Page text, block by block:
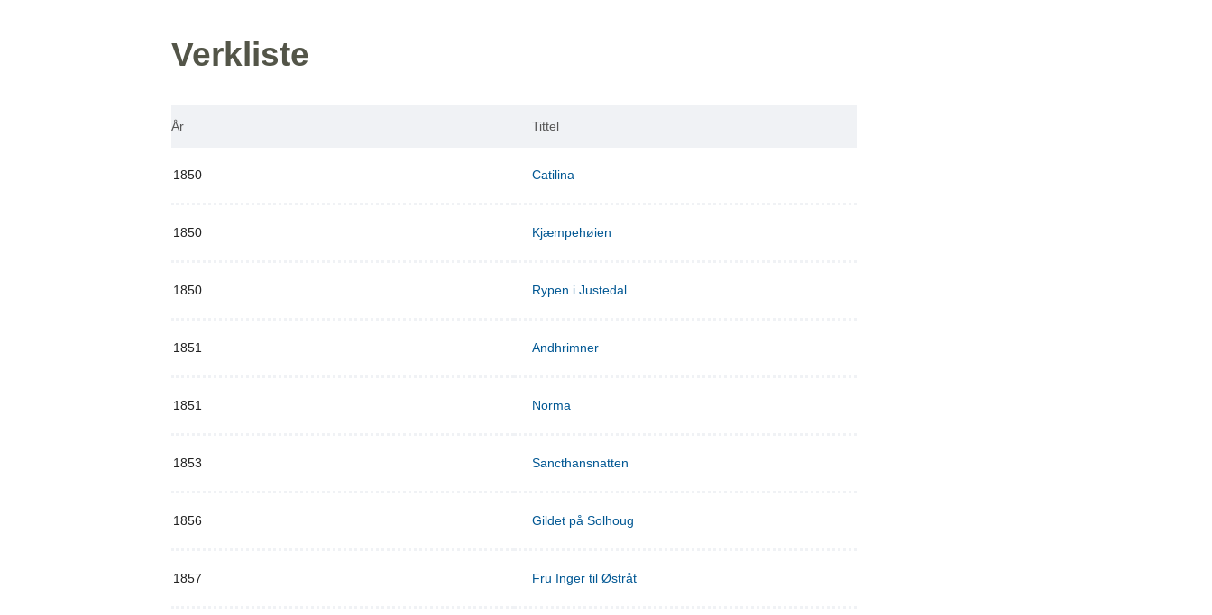
Verkliste
År Tittel
1850 Catilina
1850 Kjæmpehøien
1850 Rypen i Justedal
1851 Andhrimner
1851 Norma
1853 Sancthansnatten
1856 Gildet på Solhoug
1857 Fru Inger til Østråt